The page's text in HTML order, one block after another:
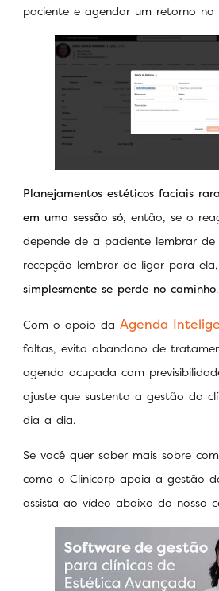
paciente e agendar um retorno
Planejamentos estéticos faciais
em uma sessão só, então, se o
depende de a paciente lembrar
recepção lembrar de ligar para ela,
simplesmente se perde no caminho.
Com o apoio da Agenda
faltas, evita abandono de
agenda ocupada com
ajuste que sustenta a gestão da
dia a dia.
Se você quer saber mais sobre
como o Clinicorp apoia a gestão
assista ao vídeo abaixo do nosso